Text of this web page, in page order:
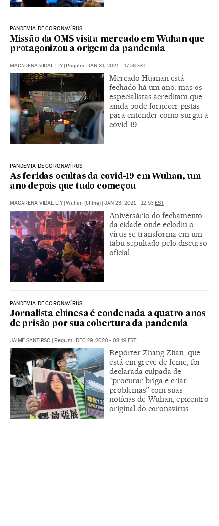
PANDEMIA DE CORONAVÍRUS
Missão da OMS visita mercado em Wuhan que
protagonizou a origem da pandemia
MACARENA VIDAL LIY | Pequim | JAN 31, 2021 - 17:58 EST
Mercado Huanan está
fechado há um ano, mas os
especialistas acreditam que
ainda pode fornecer pistas
para entender como surgiu a
covid-19
PANDEMIA DE CORONAVÍRUS
As feridas ocultas da covid-19 em Wuhan, um
ano depois que tudo começou
MACARENA VIDAL LIY | Wuhan (China) | JAN 23, 2021 - 12:53 EST
Aniversário do fechamento
da cidade onde eclodiu o
vírus se transforma em um
tabu sepultado pelo discurso
oficial
PANDEMIA DE CORONAVÍRUS
Jornalista chinesa é condenada a quatro anos
de prisão por sua cobertura da pandemia
JAIME SANTIRSO | Pequim | DEC 29, 2020 - 08:19 EST
Repórter Zhang Zhan, que
está em greve de fome, foi
declarada culpada de
“procurar briga e criar
problemas” com suas
notícias de Wuhan, epicentro
original do coronavírus